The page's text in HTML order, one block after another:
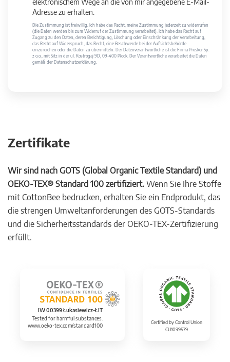
elektronischem Wege an die von mir angegebene E-Mail-
Adresse zu erhalten.
Die Zustimmung ist freiwillig. Ich habe das Recht, meine Zustimmung jederzeit zu widerrufen
(die Daten werden bis zum Widerruf der Zustimmung verarbeitet). Ich habe das Recht auf
Zugang zu den Daten, deren Berichtigung, Löschung oder Einschränkung der Verarbeitung,
das Recht auf Widerspruch, das Recht, eine Beschwerde bei der Aufsichtsbehörde
einzureichen oder die Daten zu übermitteln. Der Datenverantwortliche ist die Firma Prosker Sp.
z o.o., mit Sitz in der ul. Kostrogaj 9D, 09-400 Płock. Der Verantwortliche verarbeitet die Daten
gemäß der Datenschutzerklärung.
Zertifikate
Wir sind nach GOTS (Global Organic Textile Standard) und
OEKO-TEX® Standard 100 zertifiziert. Wenn Sie Ihre Stoffe
mit CottonBee bedrucken, erhalten Sie ein Endprodukt, das
die strengen Umweltanforderungen des GOTS-Standards
und die Sicherheitsstandards der OEKO-TEX-Zertifizierung
erfüllt.
IW 00399 Łukasiewicz-ŁIT
Tested for harmful substances.
www.oeko-tex.com/standard100
Certified by Control Union
CU1099579